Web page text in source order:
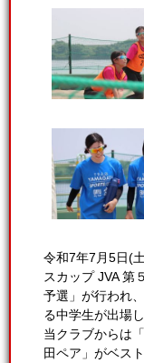
令和7年7月5日(
スカップ JVA 第
予選」が行われ
る中学生が出場し
当クラブからは
田ペア」がベス